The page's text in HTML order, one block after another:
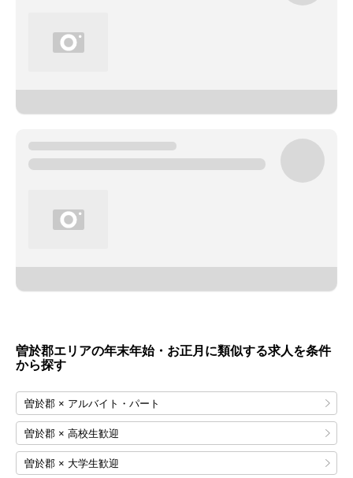
曽於郡エリアの年末年始・お正月に類似する求人を条件
から探す
曽於郡 × アルバイト・パート
曽於郡 × 高校生歓迎
曽於郡 × 大学生歓迎